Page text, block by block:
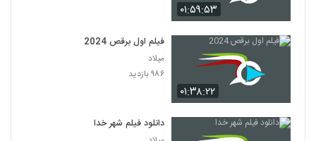
۰۱:۵۹:۵۳
۰۱:۳۸:۲۲
فیلم اول برقص 2024
میلاد
۹۸۶ بازدید
دانلود فیلم شهر خدا